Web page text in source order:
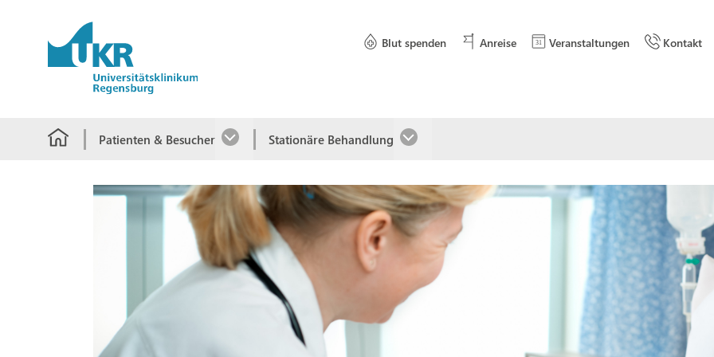
Springe zum Hauptinhalt Blut spenden Anreise Veranstaltungen Kontakt
Patienten & Besucher Stationäre Behandlung